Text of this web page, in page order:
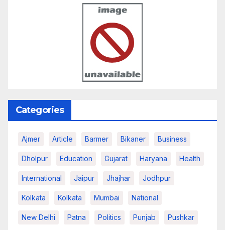
Categories
Ajmer Article Barmer Bikaner Business
Dholpur Education Gujarat Haryana Health
International Jaipur Jhajhar Jodhpur
Kolkata Kolkata Mumbai National
New Delhi Patna Politics Punjab Pushkar